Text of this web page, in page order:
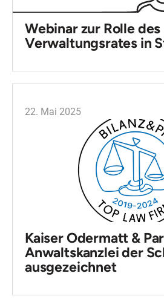
Webinar zur Rolle des
Verwaltungsrates in
22. Mai 2025
Kaiser Odermatt &
Anwaltskanzlei der
ausgezeichnet